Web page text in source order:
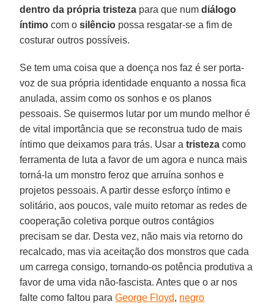
dentro da própria tristeza para que numdiálogo
íntimo com osilêncio possa resgatar-se a fim de
costurar outros possíveis.
Se tem uma coisa que a doença nos faz é ser porta-
voz de sua própria identidade enquanto a nossa fica
anulada, assim como os sonhos e os planos
pessoais. Se quisermos lutar por um mundo melhor é
de vital importância que se reconstrua tudo de mais
íntimo que deixamos para trás. Usar atristeza como
ferramenta de luta a favor de um agora e nunca mais
torná-la um monstro feroz que arruína sonhos e
projetos pessoais. A partir desse esforço íntimo e
solitário, aos poucos, vale muito retomar as redes de
cooperação coletiva porque outros contágios
precisam se dar. Desta vez, não mais via retorno do
recalcado, mas via aceitação dos monstros que cada
um carrega consigo, tornando-os potência produtiva a
favor de uma vida não-fascista. Antes que o ar nos
falte como faltou paraGeorge Floyd, negro